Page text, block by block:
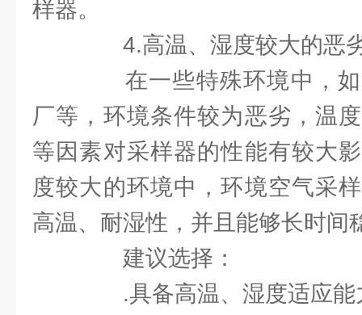
样器。
4.高温、湿度较大的恶
在一些特殊环境中，如
厂等，环境条件较为恶劣，温
等因素对采样器的性能有较大
度较大的环境中，环境空气采
高温、耐湿性，并且能够长时间
建议选择：
.具备高温、湿度适应能